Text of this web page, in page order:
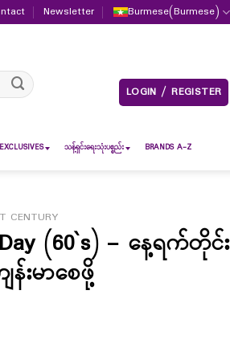
Newsletter Burmese(Burmese)
LOGIN / REGISTER
သန့်ရှင်းရေးသုံးပစ္စည်း BRANDS A-Z
CENTURY
(60`s) – နေ့ရက်တိုင်း
းမာစေဖို့